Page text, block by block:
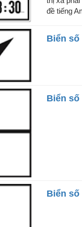
đề tiếng
Biển số
Biển
Biển